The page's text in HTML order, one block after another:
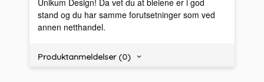
stand og du har samme forutsetninger som ved
annen netthandel.
Produktanmeldelser (0)